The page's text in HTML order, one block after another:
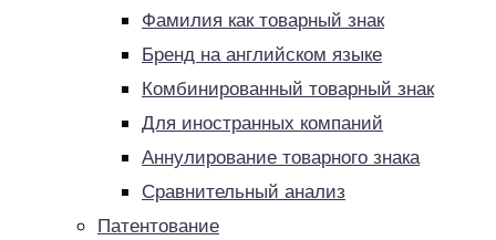
Фамилия как товарный знак
Бренд на английском языке
Комбинированный товарный знак
Для иностранных компаний
Аннулирование товарного знака
Сравнительный анализ
Патентование